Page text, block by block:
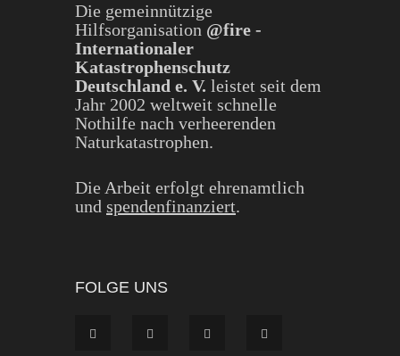
Die gemeinnützige
Hilfsorganisation @fire -
Internationaler
Katastrophenschutz
Deutschland e. V. leistet seit dem
Jahr 2002 weltweit schnelle
Nothilfe nach verheerenden
Naturkatastrophen.
Die Arbeit erfolgt ehrenamtlich
und spendenfinanziert.
FOLGE UNS